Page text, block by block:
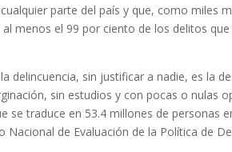
parte del país y que, como miles
menos el 99 por ciento de los delitos
delincuencia, sin justificar a nadie, es la
sin estudios y con pocas o nulas
se traduce en 53.4 millones de personas
de Evaluación de la Política de